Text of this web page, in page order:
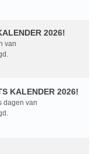
2026!
van
KALENDER 2026!
dagen van